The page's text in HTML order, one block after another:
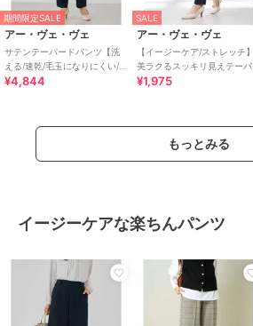
期間限定SALE
アー・ヴェ・ヴェ
サテンテーパードパンツ【洗
える/速乾/毛玉になりにくい/イ
ージーケア】
¥4,844
SALE
アー・ヴェ・ヴェ
【イージーケア/ストレッチ】
美ラクるスッキリ見えテーパ
ードパンツ
¥1,975
もっとみる
イージーケアな楽ちんパンツ